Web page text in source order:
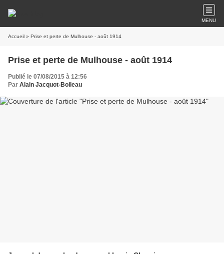
MENU
Accueil » Prise et perte de Mulhouse - août 1914
Prise et perte de Mulhouse - août 1914
Publié le 07/08/2015 à 12:56
Par Alain Jacquot-Boileau